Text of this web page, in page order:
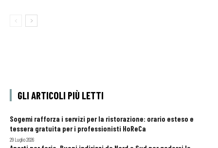
GLI ARTICOLI PIÙ LETTI
Sogemi rafforza i servizi per la ristorazione: orario esteso e
tessera gratuita per i professionisti HoReCa
29 Luglio 2026